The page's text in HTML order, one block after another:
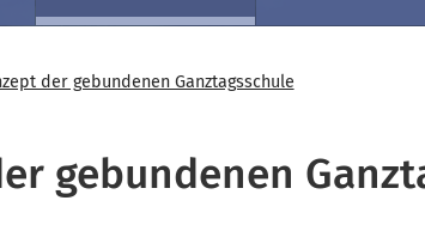
der gebundenen Ganztagsschule
gebundenen